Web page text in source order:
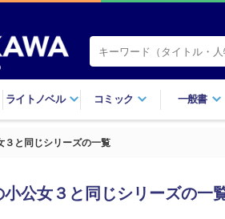
ライトノベル コミック 一般書
３と同じシリーズの一覧
公女３と同じシリーズの一